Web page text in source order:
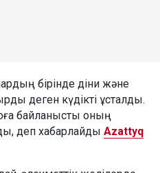
бірінде діни және
деген күдікті ұсталды.
байланысты оның
деп хабарлайды Azattyq